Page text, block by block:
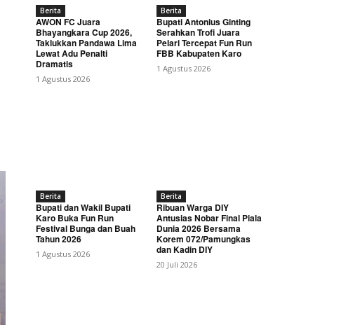
Berita
AWON FC Juara
Bhayangkara Cup 2026,
Taklukkan Pandawa Lima
Lewat Adu Penalti
Dramatis
1 Agustus 2026
Berita
Bupati Antonius Ginting
Serahkan Trofi Juara
Pelari Tercepat Fun Run
FBB Kabupaten Karo
1 Agustus 2026
Berita
Bupati dan Wakil Bupati
Karo Buka Fun Run
Festival Bunga dan Buah
Tahun 2026
1 Agustus 2026
Berita
Ribuan Warga DIY
Antusias Nobar Final Piala
Dunia 2026 Bersama
Korem 072/Pamungkas
dan Kadin DIY
20 Juli 2026